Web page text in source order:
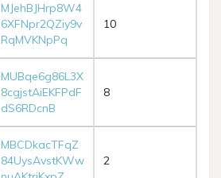
MJehBJHrp8W4
6XFNpr2QZiy9v
RqMVKNpPq
10
MUBqe6g86L3X
8cgjstAiEKFPdF
dS6RDcnB
8
MBCDkacTFqZ
84UysAvstKWw
2